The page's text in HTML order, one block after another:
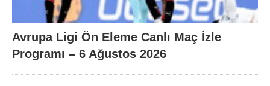
Avrupa Ligi Ön Eleme Canlı Maç İzle
Programı – 6 Ağustos 2026